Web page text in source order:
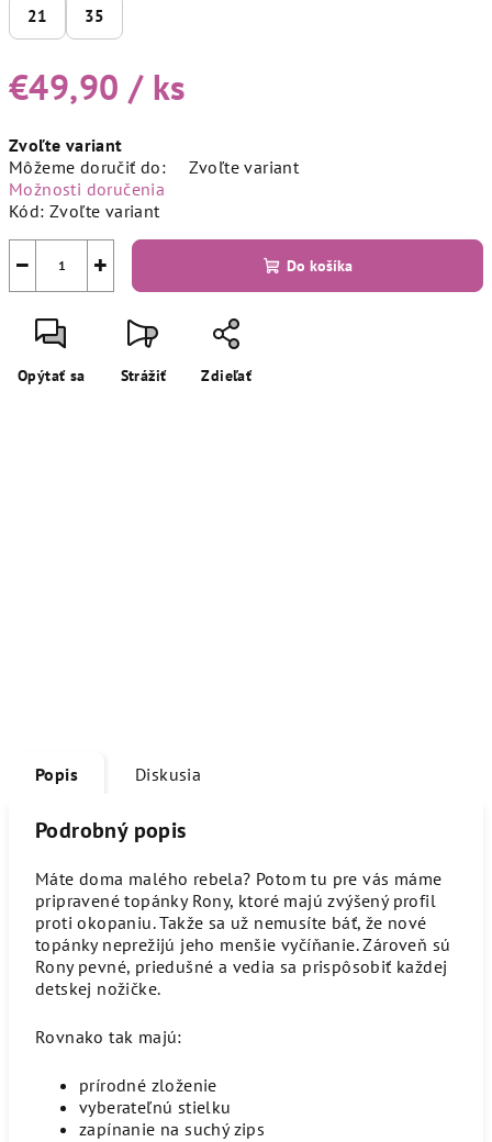
21 35
€49,90 / ks
cena:
Zvoľte variant
Môžeme doručiť do:
Zvoľte variant
Možnosti doručenia
Kód: Zvoľte variant
+
− Do košíka
Opýtať sa Strážiť Zdieľať
Popis Diskusia
Podrobný popis
Máte doma malého rebela? Potom tu pre vás máme
pripravené topánky Rony, ktoré majú zvýšený profil
proti okopaniu. Takže sa už nemusíte báť, že nové
topánky neprežijú jeho menšie vyčíňanie. Zároveň sú
Rony pevné, priedušné a vedia sa prispôsobiť každej
detskej nožičke.
Rovnako tak majú:
prírodné zloženie
vyberateľnú stielku
zapínanie na suchý zips